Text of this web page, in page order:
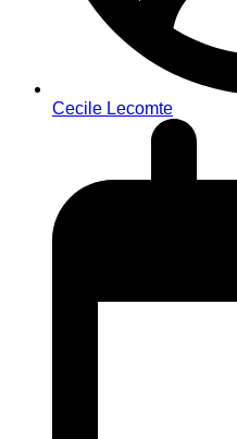
Cecile Lecomte